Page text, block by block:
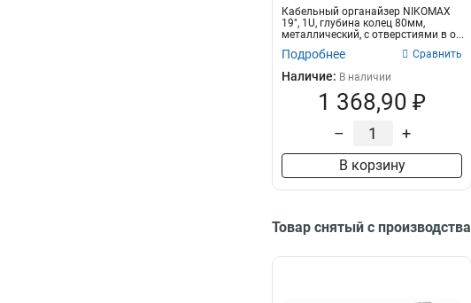
Кабельный органайзер NIKOMAX
19", 1U, глубина колец 80мм,
металлический, с отверстиями в о...
Подробнее Сравнить
Наличие: В наличии
1 368,90 ₽
– +
В корзину
Товар снятый с производства